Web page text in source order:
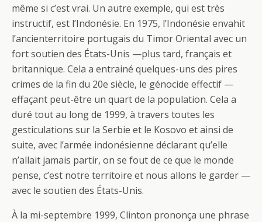
même si c’est vrai. Un autre exemple, qui est très
instructif, est l’Indonésie. En 1975, l’Indonésie envahit
l’ancienterritoire portugais du Timor Oriental avec un
fort soutien des États-Unis —plus tard, français et
britannique. Cela a entrainé quelques-uns des pires
crimes de la fin du 20e siècle, le génocide effectif —
effaçant peut-être un quart de la population. Cela a
duré tout au long de 1999, à travers toutes les
gesticulations sur la Serbie et le Kosovo et ainsi de
suite, avec l’armée indonésienne déclarant qu’elle
n’allait jamais partir, on se fout de ce que le monde
pense, c’est notre territoire et nous allons le garder —
avec le soutien des États-Unis.
À la mi-septembre 1999, Clinton prononça une phrase